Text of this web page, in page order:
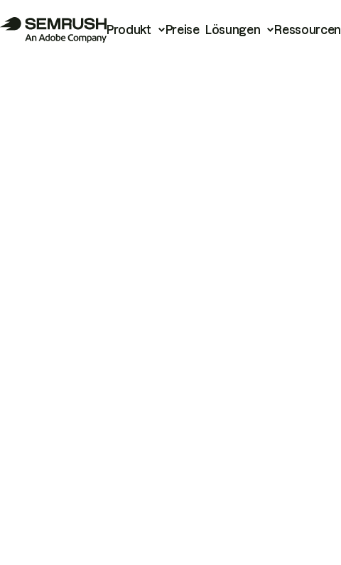
Produkt Preise Lösungen Ressourcen